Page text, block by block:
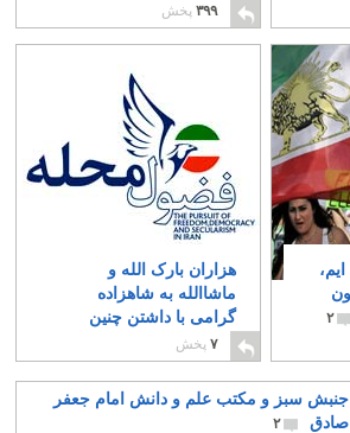
۳۹۹ پخش
۲
هزاران بارک الله و
ماشاالله به شاهزاده
گرامی با داشتن چنین
هواداران با عفت کلامی
۵
۷ پخش
جنبش سبز و مکتب علم و دانش امام جعفر
صادق
۲